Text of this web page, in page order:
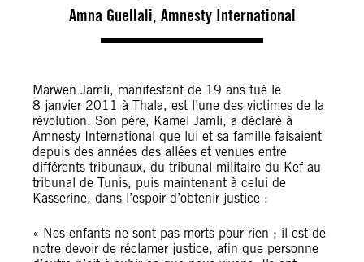
Amna Guellali, Amnesty International
Marwen Jamli, manifestant de 19 ans tué le
8 janvier 2011 à Thala, est l’une des victimes de la
révolution. Son père, Kamel Jamli, a déclaré à
Amnesty International que lui et sa famille faisaient
depuis des années des allées et venues entre
différents tribunaux, du tribunal militaire du Kef au
tribunal de Tunis, puis maintenant à celui de
Kasserine, dans l’espoir d’obtenir justice :
« Nos enfants ne sont pas morts pour rien ; il est de
notre devoir de réclamer justice, afin que personne